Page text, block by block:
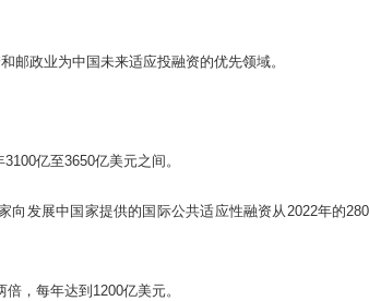
邮政业为中国未来适应投融资的优先领域。
亿至3650亿美元之间。
发展中国家提供的国际公共适应性融资从2022年的
，每年达到1200亿美元。